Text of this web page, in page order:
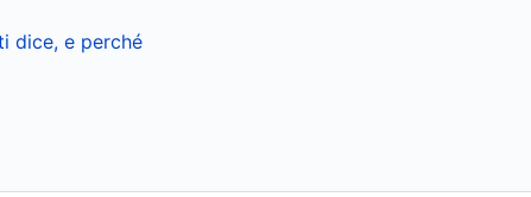
dice, e perché